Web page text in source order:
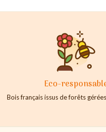
Eco-
Bois français issus de forêts